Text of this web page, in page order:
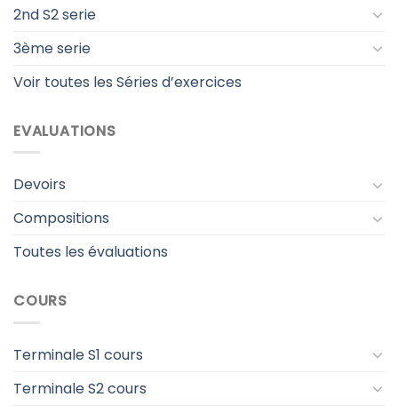
2nd S2 serie
3ème serie
Voir toutes les Séries d’exercices
EVALUATIONS
Devoirs
Compositions
Toutes les évaluations
COURS
Terminale S1 cours
Terminale S2 cours